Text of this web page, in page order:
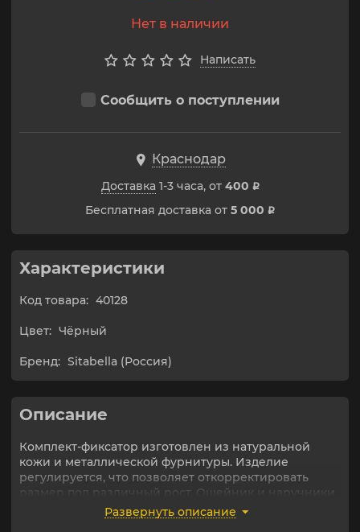
Нет в наличии
Написать
Сообщить о поступлении
Краснодар
Доставка 1-3 часа, от 400 p
Бесплатная доставка от 5 000 p
Характеристики
Код товара: 40128
Цвет: Чёрный
Бренд: Sitabella (Россия)
Описание
Комплект-фиксатор изготовлен из натуральной
кожи и металлической фурнитуры. Изделие
регулируется, что позволяет откорректировать
размер под различный рост. Ошейник и наручники
зафиксированы на основе (не съемные).
Регулируются также металлическими пряжками.
Развернуть описание